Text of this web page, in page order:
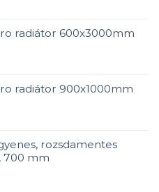
radiátor 600x3000mm
radiátor 900x1000mm
rozsdamentes
700 mm